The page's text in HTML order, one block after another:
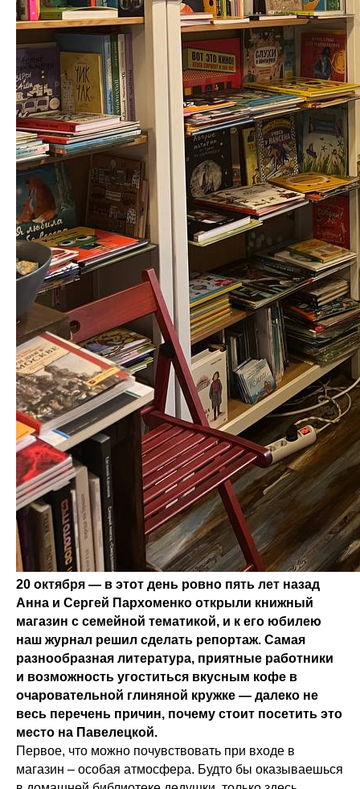
20 октября — в этот день ровно пять лет назад
Анна и Сергей Пархоменко открыли книжный
магазин с семейной тематикой, и к его юбилею
наш журнал решил сделать репортаж. Самая
разнообразная литература, приятные работники
и возможность угоститься вкусным кофе в
очаровательной глиняной кружке — далеко не
весь перечень причин, почему стоит посетить это
место на Павелецкой.
Первое, что можно почувствовать при входе в
магазин – особая атмосфера. Будто бы оказываешься